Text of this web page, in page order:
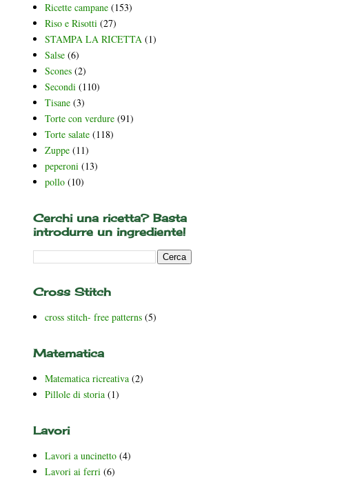
Ricette campane (153)
Riso e Risotti (27)
STAMPA LA RICETTA (1)
Salse (6)
Scones (2)
Secondi (110)
Tisane (3)
Torte con verdure (91)
Torte salate (118)
Zuppe (11)
peperoni (13)
pollo (10)
Cerchi una ricetta? Basta
introdurre un ingrediente!
Cross Stitch
cross stitch- free patterns (5)
Matematica
Matematica ricreativa (2)
Pillole di storia (1)
Lavori
Lavori a uncinetto (4)
Lavori ai ferri (6)